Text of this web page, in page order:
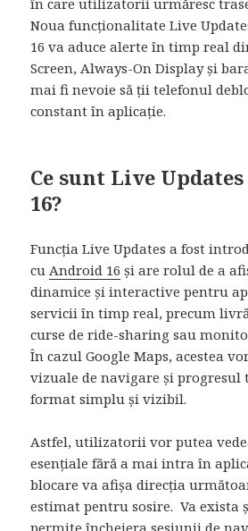
Noua funcționalitate Live
16 va aduce alerte în timp real
Screen, Always-On Display și
mai fi nevoie să ții telefonul
constant în aplicație.
Ce sunt Live
16?
Funcția Live Updates a fost
cu Android 16 și are rolul de a
dinamice și interactive pentru
servicii în timp real, precum
curse de ride-sharing sau
În cazul Google Maps, acestea
vizuale de navigare și
format simplu și vizibil.
Astfel, utilizatorii vor putea
esențiale fără a mai intra în
blocare va afișa direcția
estimat pentru sosire. Va exista
permite încheiera sesiunii de